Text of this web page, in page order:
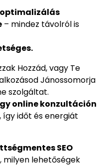
– mindez távolról is
Hozzád, vagy Te
Jánossomorja
szolgáltat.
online konzultáción
időt és energiát
SEO
milyen lehetőségek